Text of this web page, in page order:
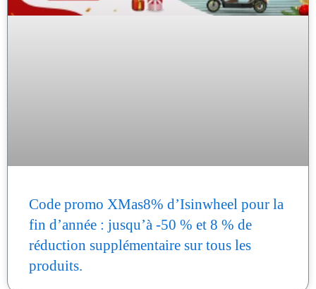
Code promo XMas8% d’Isinwheel pour la
fin d’année : jusqu’à -50 % et 8 % de
réduction supplémentaire sur tous les
produits.